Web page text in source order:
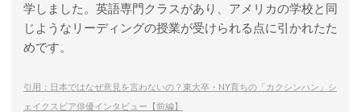
学しました。英語専門クラスがあり、アメリカの学校と同
じようなリーディングの授業が受けられる点に引かれたた
めです。
引用：日本ではなぜ意見を言わないの？東大卒・NY育ちの「カクシンハン」シ
ェイクスピア俳優インタビュー【前編】